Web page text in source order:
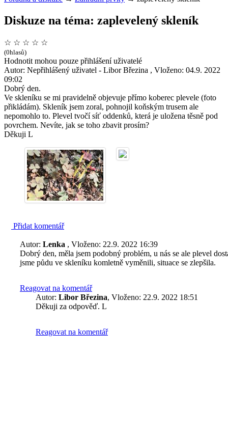
Diskuze na téma: zaplevelený skleník
☆ ☆ ☆ ☆ ☆
(0hlasů)
Hodnotit mohou pouze přihlášení uživatelé
Autor: Nepřihlášený uživatel - Libor Březina , Vloženo: 04.9. 2022
09:02
Dobrý den.
Ve skleníku se mi pravidelně objevuje přímo koberec plevele (foto
přikládám). Skleník jsem zoral, pohnojil koňským trusem ale
nepomohlo to. Plevel tvočí síť oddenků, která je uložena těsně pod
povrchem. Nevíte, jak se toho zbavit prosím?
Děkuji L
Přidat komentář
Autor: Lenka , Vloženo: 22.9. 2022 16:39
Dobrý den, měla jsem podobný problém, u nás se ale plevel
jsme půdu ve skleníku komletně vyměnili, situace se zlepšila.
Reagovat na komentář
Autor: Libor Březina, Vloženo: 22.9. 2022 18:51
Děkuji za odpověď. L
Reagovat na komentář